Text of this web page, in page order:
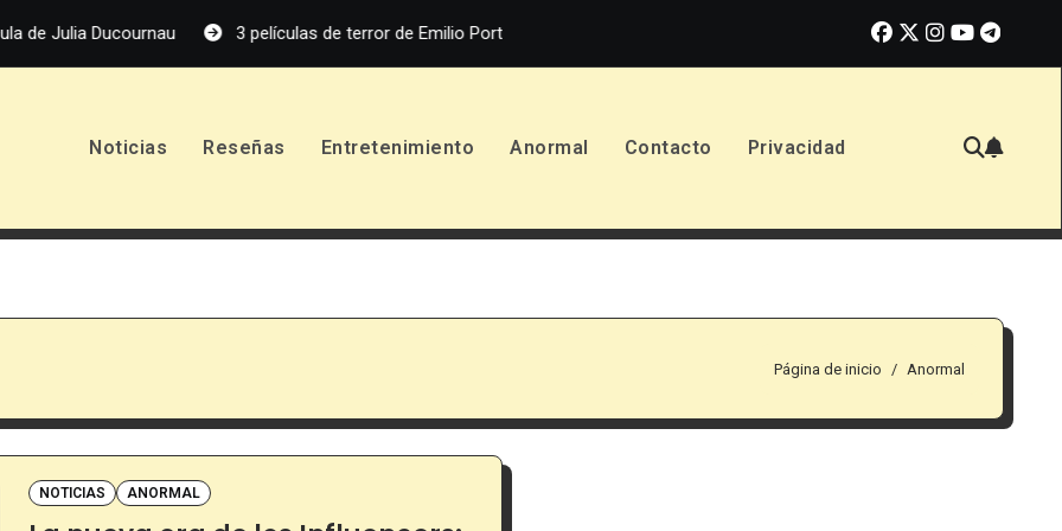
Ducournau 3 películas de terror de Emilio Portes que debes ver No Dejes a los Niños Solos (2026): Reseña de la nueva
Noticias Reseñas Entretenimiento Anormal Contacto Privacidad
Página de inicio Anormal
NOTICIAS ANORMAL